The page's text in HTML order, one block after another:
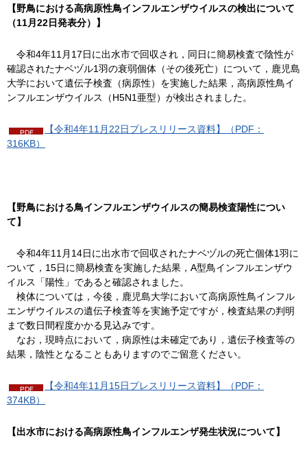
【野鳥における高病原性鳥インフルエンザウイルスの検出について
（11月22日発表分）】
令和4年11月17日に出水市で回収され，同日に簡易検査で陰性が
確認されたナベヅル1羽の衰弱個体（その後死亡）について，鹿児島
大学において遺伝子検査（病原性）を実施した結果，高病原性鳥イ
ンフルエンザウイルス（H5N1亜型）が検出されました。
【令和4年11月22日プレスリリース資料】（PDF：
316KB）
【野鳥における鳥インフルエンザウイルスの簡易検査陽性につい
て】
令和4年11月14日に出水市で回収されたナベヅルの死亡個体1羽に
ついて，15日に簡易検査を実施した結果，A型鳥インフルエンザウ
イルス「陽性」であると確認されました。
検体については，今後，鹿児島大学において高病原性鳥インフル
エンザウイルスの遺伝子検査等を実施予定ですが，検査結果の判明
まで数日間程度かかる見込みです。
なお，現時点において，病原性は未確定であり，遺伝子検査等の
結果，陰性となることもありますのでご留意ください。
【令和4年11月15日プレスリリース資料】（PDF：
374KB）
【出水市における高病原性鳥インフルエンザ発生状況について】